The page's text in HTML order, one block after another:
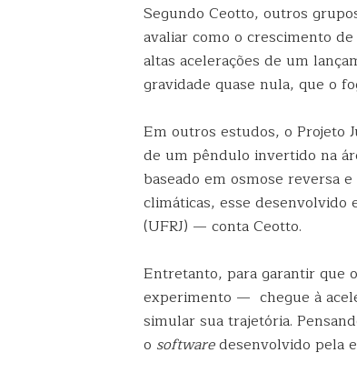
Segundo Ceotto, outros
avaliar como o crescimento
altas acelerações de um
gravidade quase nula, que o
Em outros estudos, o Projeto
de um pêndulo invertido na
baseado em osmose reversa
climáticas, esse desenvolvido
(UFRJ) — conta Ceotto.
Entretanto, para garantir que
experimento — chegue à
simular sua trajetória.
o softwaredesenvolvido pela